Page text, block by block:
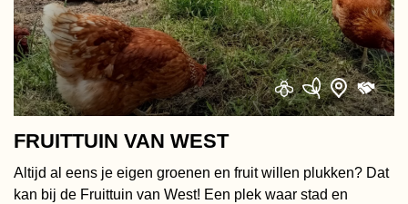
FRUITTUIN VAN WEST
Altijd al eens je eigen groenen en fruit willen plukken? Dat
kan bij de Fruittuin van West! Een plek waar stad en